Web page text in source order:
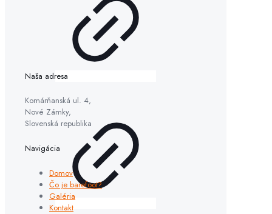
Naša adresa
Komárňanská ul. 4,
Nové Zámky,
Slovenská republika
Navigácia
Domov
Čo je barefoot?
Galéria
Kontakt